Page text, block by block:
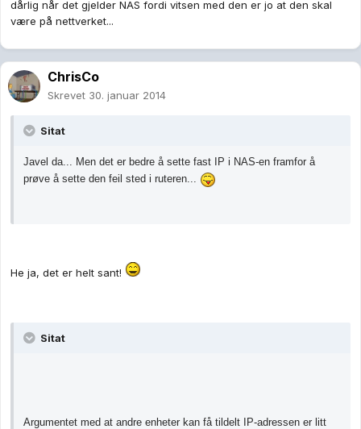
dårlig når det gjelder NAS fordi vitsen med den er jo at den skal
være på nettverket...
ChrisCo
Skrevet 30. januar 2014
Sitat
Javel da... Men det er bedre å sette fast IP i NAS-en framfor å
prøve å sette den feil sted i ruteren...
He ja, det er helt sant!
Sitat
Argumentet med at andre enheter kan få tildelt IP-adressen er litt